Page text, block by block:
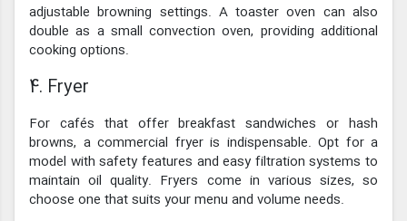
adjustable browning settings. A toaster oven can also
double as a small convection oven, providing additional
cooking options.
4. Fryer
For cafés that offer breakfast sandwiches or hash
browns, a commercial fryer is indispensable. Opt for a
model with safety features and easy filtration systems to
maintain oil quality. Fryers come in various sizes, so
choose one that suits your menu and volume needs.